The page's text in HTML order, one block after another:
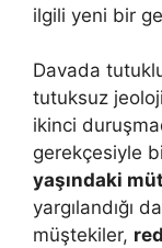
ilgili yeni bir
Davada
tutuksuz
ikinci
gerekçesiyle
yaşındaki
yargılandığı
müştekiler,